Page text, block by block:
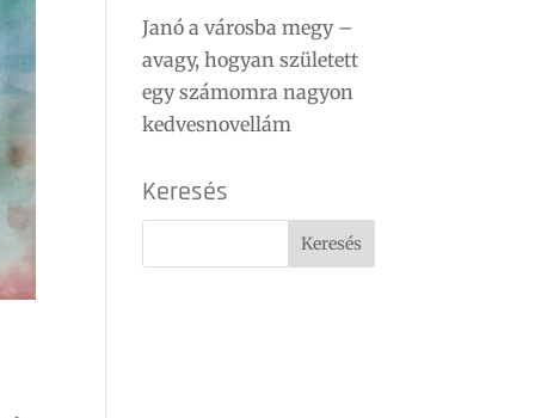
Janó a városba megy –
avagy, hogyan született
egy számomra nagyon
kedvesnovellám
Keresés